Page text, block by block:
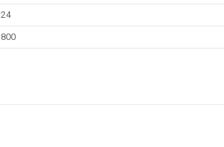
24
800